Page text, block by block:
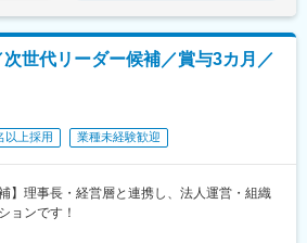
世代リーダー候補／賞与3カ月／
以上採用 業種未経験歓迎
】理事長・経営層と連携し、法人運営・組織
ョンです！